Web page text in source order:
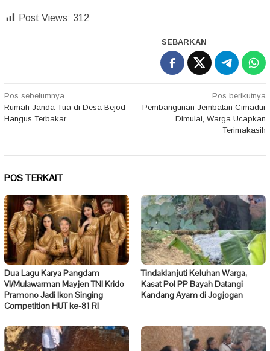
Post Views: 312
SEBARKAN
Navigasi
pos
Pos sebelumnya
Rumah Janda Tua di Desa Bejod
Hangus Terbakar
Pos berikutnya
Pembangunan Jembatan Cimadur
Dimulai, Warga Ucapkan
Terimakasih
POS TERKAIT
Dua Lagu Karya Pangdam
VI/Mulawarman Mayjen TNI Krido
Pramono Jadi Ikon Singing
Competition HUT ke-81 RI
Tindaklanjuti Keluhan Warga,
Kasat Pol PP Bayah Datangi
Kandang Ayam di Jogjogan